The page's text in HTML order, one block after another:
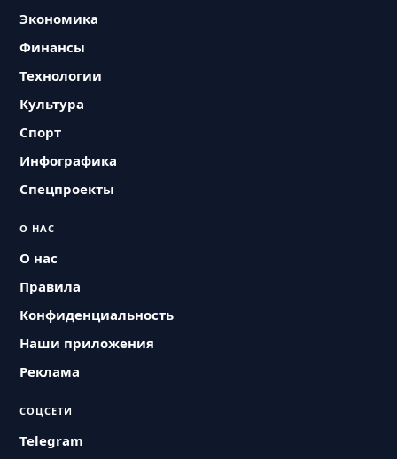
Экономика
Финансы
Технологии
Культура
Спорт
Инфографика
Спецпроекты
О НАС
О нас
Правила
Конфиденциальность
Наши приложения
Реклама
СОЦСЕТИ
Telegram